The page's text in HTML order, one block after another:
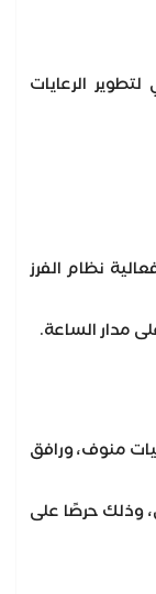
الرعايات
نظام الفرز
مدار الساعة.
منوف، ورافق
وذلك حرصًا على